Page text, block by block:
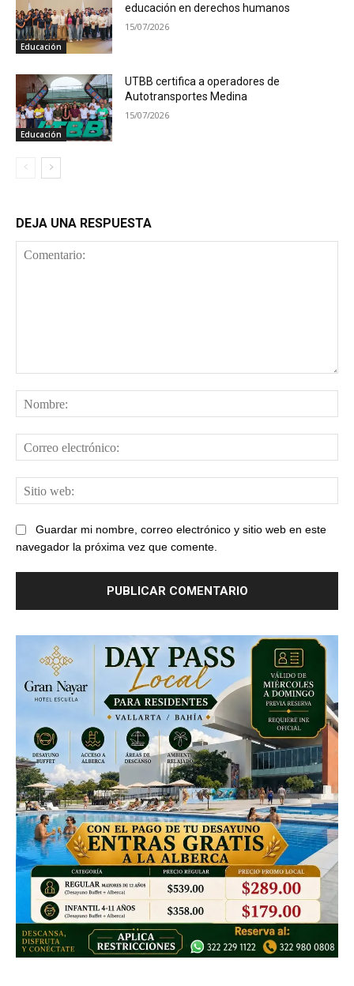
Educación
educación en derechos humanos
15/07/2026
Educación
UTBB certifica a operadores de
Autotransportes Medina
15/07/2026
DEJA UNA RESPUESTA
Guardar mi nombre, correo electrónico y sitio web en este
navegador la próxima vez que comente.